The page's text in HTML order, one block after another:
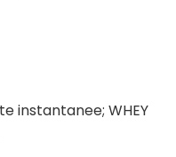
instantanee; WHEY